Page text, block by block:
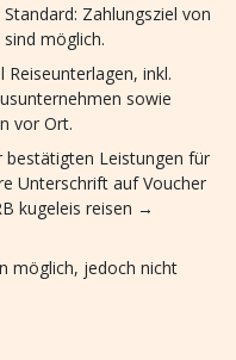
Zahlungsziel von
möglich.
Reiseunterlagen, inkl.
sowie
vor Ort.
Leistungen für
Unterschrift auf Voucher
kugeleis reisen →
möglich, jedoch nicht